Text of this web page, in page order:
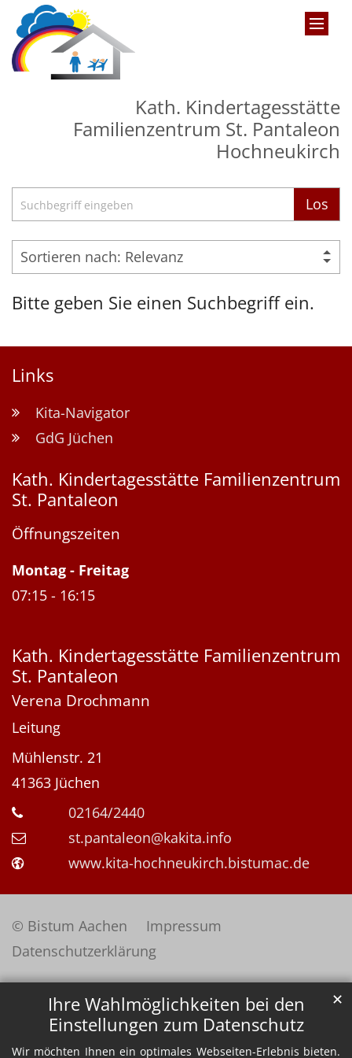
Ihre Wahlmöglichkeiten bei den
Einstellungen zum Datenschutz
Wir möchten Ihnen ein optimales Webseiten-Erlebnis bieten.
✕
Zum Inhalt springen
Kath. Kindertagesstätte
Familienzentrum St. Pantaleon
Hochneukirch
Suche Los
Bitte geben Sie einen Suchbegriff ein.
Links
Kita-Navigator
GdG Jüchen
Kath. Kindertagesstätte Familienzentrum
St. Pantaleon
Öffnungszeiten
Montag - Freitag
07:15 - 16:15
Kath. Kindertagesstätte Familienzentrum
St. Pantaleon
Verena Drochmann
Leitung
Mühlenstr. 21
41363 Jüchen
02164/2440
st.pantaleon@kakita.info
www.kita-hochneukirch.bistumac.de
© Bistum Aachen
Impressum
Datenschutzerklärung